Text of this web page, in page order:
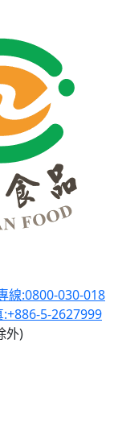
線:0800-030-018
:+886-5-2627999
外)